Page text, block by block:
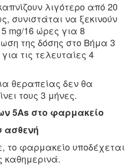
λιγότερο από 20
συνιστάται να ξεκινούν
mg/16 ώρες για 8
της δόσης στο Βήμα 3
τις τελευταίες 4
θεραπείας δεν θα
τους 3 μήνες.
5Αs στο φαρμακείο
ασθενή
φαρμακείο υποδέχεται
καθημερινά.